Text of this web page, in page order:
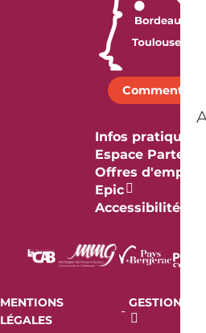
Comment
Infos pratiques
Espace
Offres d'emploi
Epic
Accessibilité
MENTIONS
LÉGALES
-
GESTION